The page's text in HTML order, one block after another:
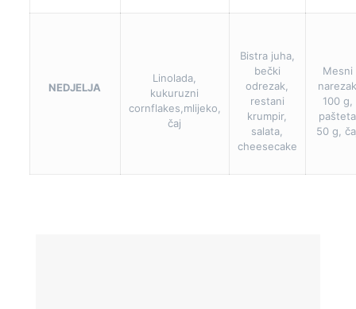
NEDJELJA
Linolada,
kukuruzni
cornflakes,mlijeko,
čaj
Bistra juha,
bečki
odrezak,
restani
krumpir,
salata,
cheesecake
Mesni
100 g,
pašteta
50 g,